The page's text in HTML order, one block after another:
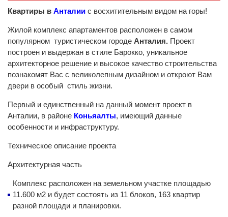
Квартиры в Анталии с восхитительным видом на горы!
Жилой комплекс апартаментов расположен в самом
популярном туристическом городе Анталия. Проект
построен и выдержан в стиле Барокко, уникальное
архитекторное решение и высокое качество строительства
познакомят Вас с великолепным дизайном и откроют Вам
двери в особый стиль жизни.
Первый и единственный на данный момент проект в
Анталии, в районе Коньяалты, имеющий данные
особенности и инфраструктуру.
Техническое описание проекта
Архитектурная часть
Комплекс расположен на земельном участке площадью
11.600 м2 и будет состоять из 11 блоков, 163 квартир
разной площади и планировки.